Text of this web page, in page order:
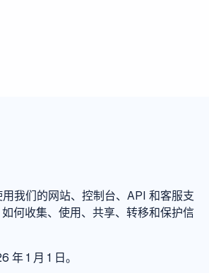
我们的网站、控制台、API 和客服支
何收集、使用、共享、转移和保护信
1 月 1 日。